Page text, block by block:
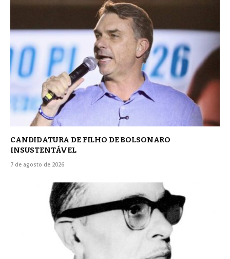
CANDIDATURA DE FILHO DE BOLSONARO
INSUSTENTÁVEL
7 de agosto de 2026